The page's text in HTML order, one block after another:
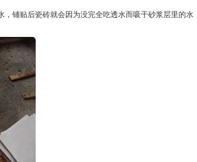
铺贴后瓷砖就会因为没完全吃透水而吸干砂浆层里的水